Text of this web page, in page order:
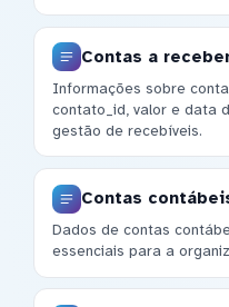
Contas a
Informações sobre
contato_id, valor e data
gestão de recebíveis.
Contas
Dados de contas
essenciais para a